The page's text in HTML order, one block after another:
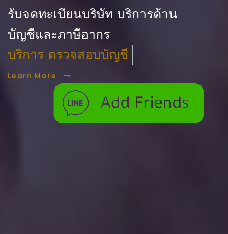
รับจดทะเบียนบริษัท บริการด้าน
บัญชีและภาษีอากร
บริการ ตรวจสอบบัญชี
Learn More